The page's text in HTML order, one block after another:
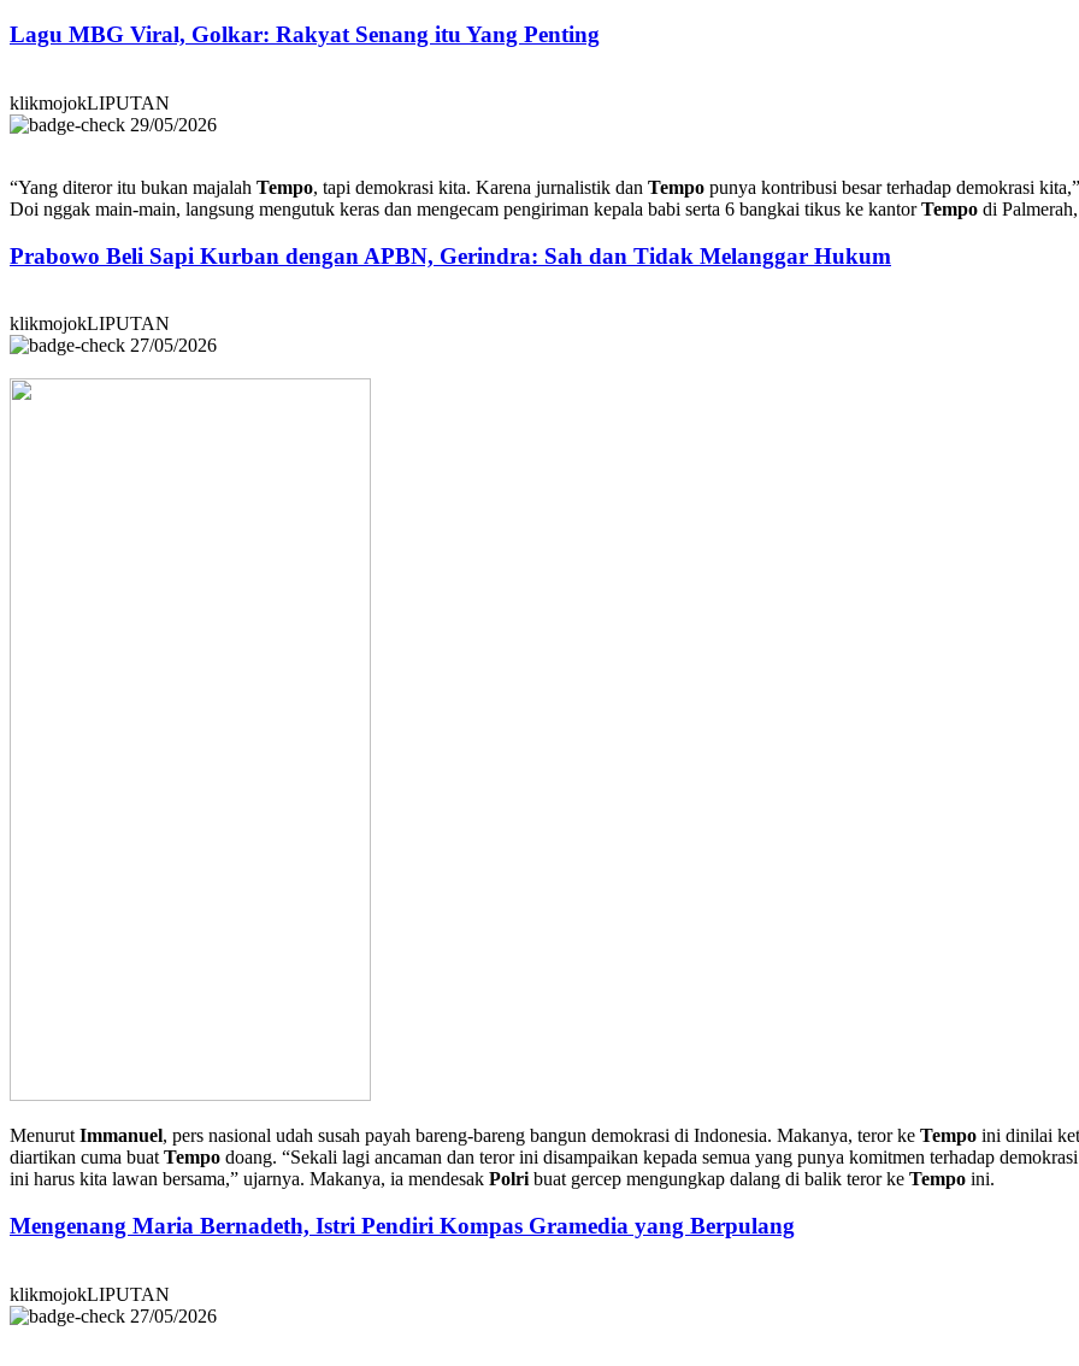
Lagu MBG Viral, Golkar: Rakyat Senang itu Yang Penting
klikmojokLIPUTAN
29/05/2026
“Yang diteror itu bukan majalah Tempo, tapi demokrasi kita. Karena jurnalistik dan Tempo punya kontribusi besar terhadap demokrasi
Doi nggak main-main, langsung mengutuk keras dan mengecam pengiriman kepala babi serta 6 bangkai tikus ke kantorTempo di
Prabowo Beli Sapi Kurban dengan APBN, Gerindra: Sah dan Tidak Melanggar Hukum
klikmojokLIPUTAN
27/05/2026
Menurut Immanuel, pers nasional udah susah payah bareng-bareng bangun demokrasi di Indonesia. Makanya, teror ke Tempo ini dinilai
diartikan cuma buat Tempo doang. “Sekali lagi ancaman dan teror ini disampaikan kepada semua yang punya komitmen terhadap
ini harus kita lawan bersama,” ujarnya. Makanya, ia mendesak Polri buat gercep mengungkap dalang di balik teror ke Tempo ini.
Mengenang Maria Bernadeth, Istri Pendiri Kompas Gramedia yang Berpulang
klikmojokLIPUTAN
27/05/2026